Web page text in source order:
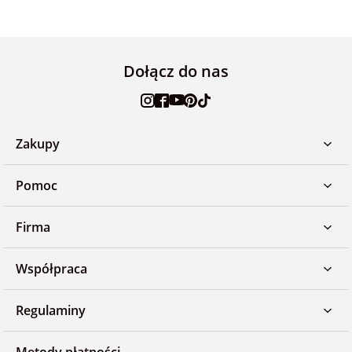
Dołącz do nas
Zakupy
Pomoc
Firma
Współpraca
Regulaminy